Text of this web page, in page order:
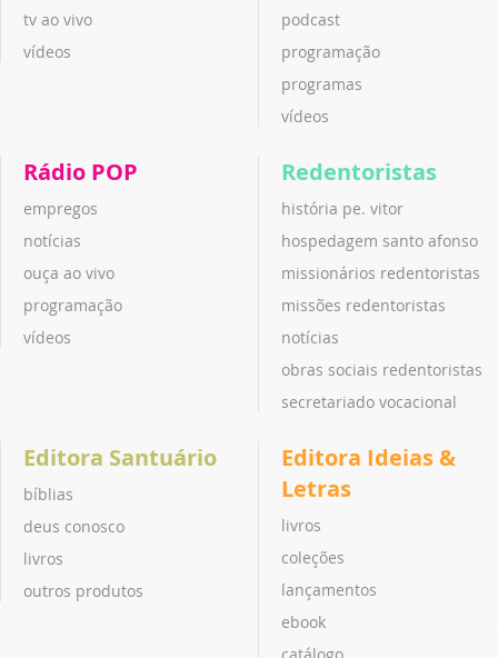
tv ao vivo
vídeos
podcast
programação
programas
vídeos
Rádio POP
empregos
notícias
ouça ao vivo
programação
vídeos
Redentoristas
história pe. vitor
hospedagem santo afonso
missionários redentoristas
missões redentoristas
notícias
obras sociais redentoristas
secretariado vocacional
Editora Santuário
bíblias
deus conosco
livros
outros produtos
Editora Ideias &
Letras
livros
coleções
lançamentos
ebook